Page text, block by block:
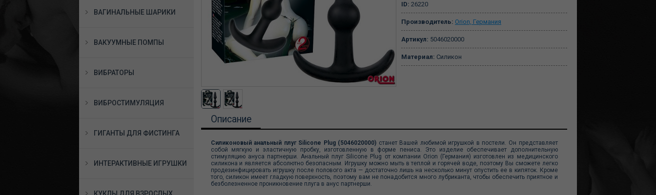
ВАГИНАЛЬНЫЕ ШАРИКИ
ВАКУУМНЫЕ ПОМПЫ
ВИБРАТОРЫ
ВИБРОСТИМУЛЯЦИЯ
ГИГАНТЫ ДЛЯ ФИСТИНГА
ИНТЕРАКТИВНЫЕ ИГРУШКИ
ID: 26220
Производитель: Orion, Германия
Артикул: 5046020000
Материал: Силикон
Описание
Силиконовый анальный плуг Silicone Plug (5046020000) станет Вашей любимой игрушкой в постели. Он представляет
собой мягкую и эластичную пробку, изготовленную в форме пениса. Это изделие обеспечивает дополнительную
стимуляцию ануса партнерши. Анальный плуг Silicone Plug от компании Orion (Германия) изготовлен из медицинского
силикона и является абсолютно безопасным. Игрушку можно мыть в теплой и горячей воде, поэтому Вы сможете легко
продезинфицировать игрушку после полового акта — достаточно лишь на несколько минут опустить ее в кипяток. Кроме
того, силикон имеет гладкую поверхность, поэтому вам не понадобится много лубриканта, чтобы обеспечить приятное и
безболезненное проникновение плуга в анус партнерши.